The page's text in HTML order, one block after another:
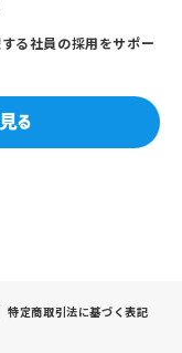
る社員の採用をサポー
る
｜特定商取引法に基づく表記